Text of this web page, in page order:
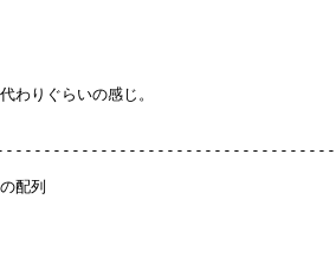
わりぐらいの感じ。
配列